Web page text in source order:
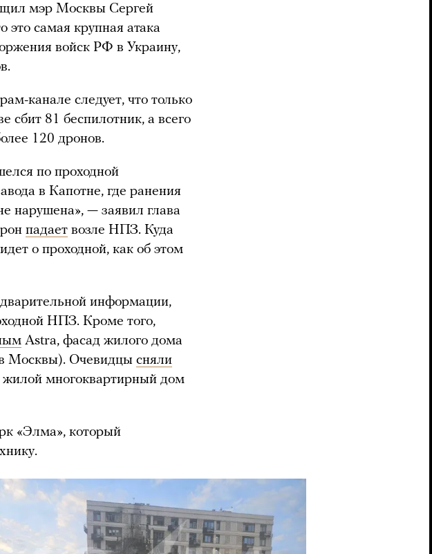
мэр Москвы Сергей
это самая крупная атака
войск РФ в Украину,
канале следует, что только
сбит 81 беспилотник, а всего
120 дронов.
по проходной
в Капотне, где ранения
нарушена», — заявил глава
падает возле НПЗ. Куда
о проходной, как об этом
информации,
НПЗ. Кроме того,
Astra, фасад жилого дома
Москвы). Очевидцы сняли
жилой многоквартирный дом
«Элма», который